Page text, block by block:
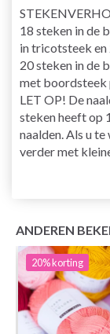
18 steken in de
intricotsteek en
20 steken in de
met boordsteek
LET OP! De
steken heeft op
naalden. Als u
verder met
ANDEREN
20%korting